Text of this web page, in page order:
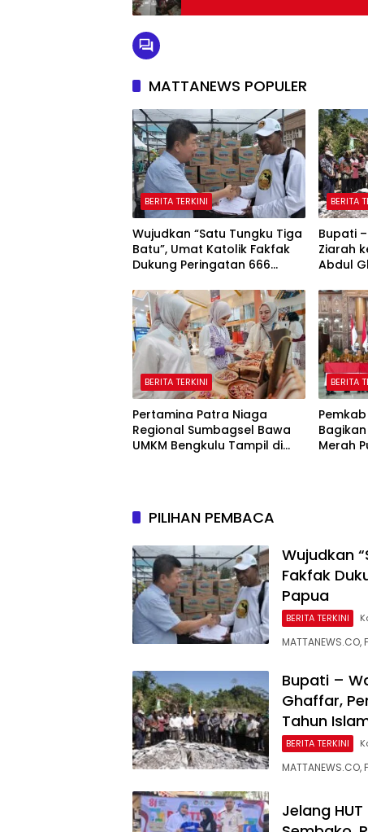
MATTANEWS POPULER
BERITA TERKINI
Wujudkan “Satu Tungku Tiga
Batu”, Umat Katolik Fakfak
Dukung Peringatan 666
BERITA
Bupati
Ziarah
Abdul
Masuk
BERITA TERKINI
Pertamina Patra Niaga
Regional Sumbagsel Bawa
UMKM Bengkulu Tampil di
BERITA
Merah
PILIHAN PEMBACA
Wujudkan
Fakfak
Papua
BERITA TERKINI
Bupati –
Ghaffar,
Tahun
BERITA TERKINI
Jelang